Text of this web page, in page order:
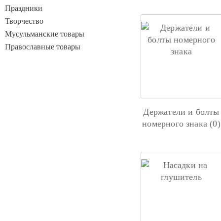
Держатели и болты
номерного знака (0)
Праздники
Творчество
Мусульманские товары
Православные товары